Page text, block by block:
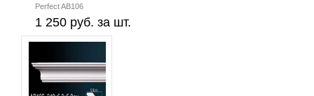
Perfect AB106
1 250 руб. за шт.